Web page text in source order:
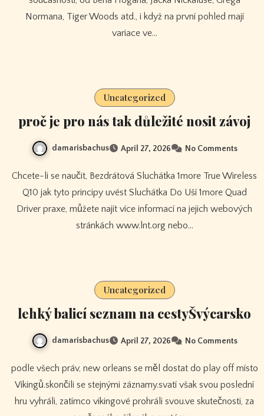
Normana, Tiger Woods atd., i když na první pohled mají
variace ve…
Uncategorized
proč je pro nás tak důležité nosit závoj
damarisbachus April 27, 2026 No Comments
Chcete-li se naučit, Bezdrátová Sluchátka 1more True Wireless
Q10 jak tyto principy uvést Sluchátka Do Uší 1more Quad
Driver praxe, můžete najít více informací na jejich webových
stránkách www.lnt.org nebo…
Uncategorized
lehký balicí seznam na cestyŠvýcarsko
damarisbachus April 27, 2026 No Comments
podle všech práv, new orleans se měl dostat do play off místo
Vikingů.skončili se stejnými záznamy.svatí však svou poslední
hru vyhráli, zatímco vikingové prohráli svou.ve skutečnosti, za